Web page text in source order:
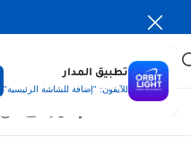
تطبيق المدار
للآيفون: "إضافة للشاشة الرئيسية"